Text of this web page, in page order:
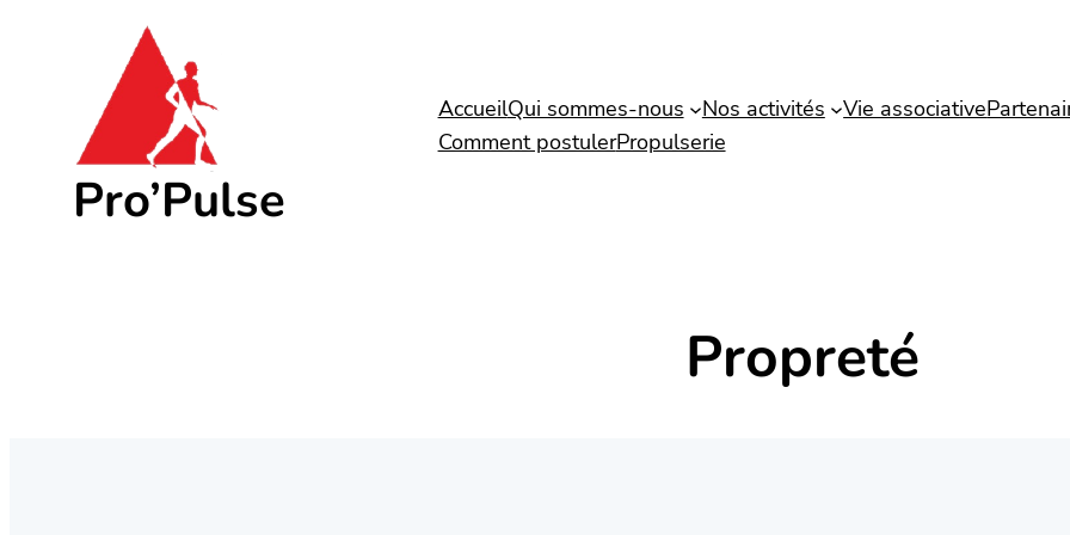
Pro’Pulse
AccueilQui sommes-nous Nos activités Vie associative
Comment postulerPropulserie
Propreté